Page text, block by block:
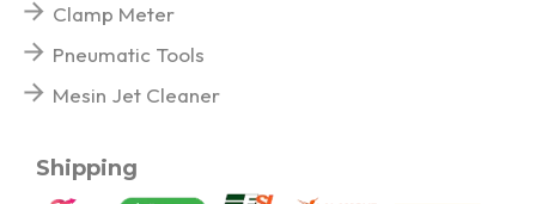
Clamp Meter
Pneumatic Tools
Mesin Jet Cleaner
Shipping